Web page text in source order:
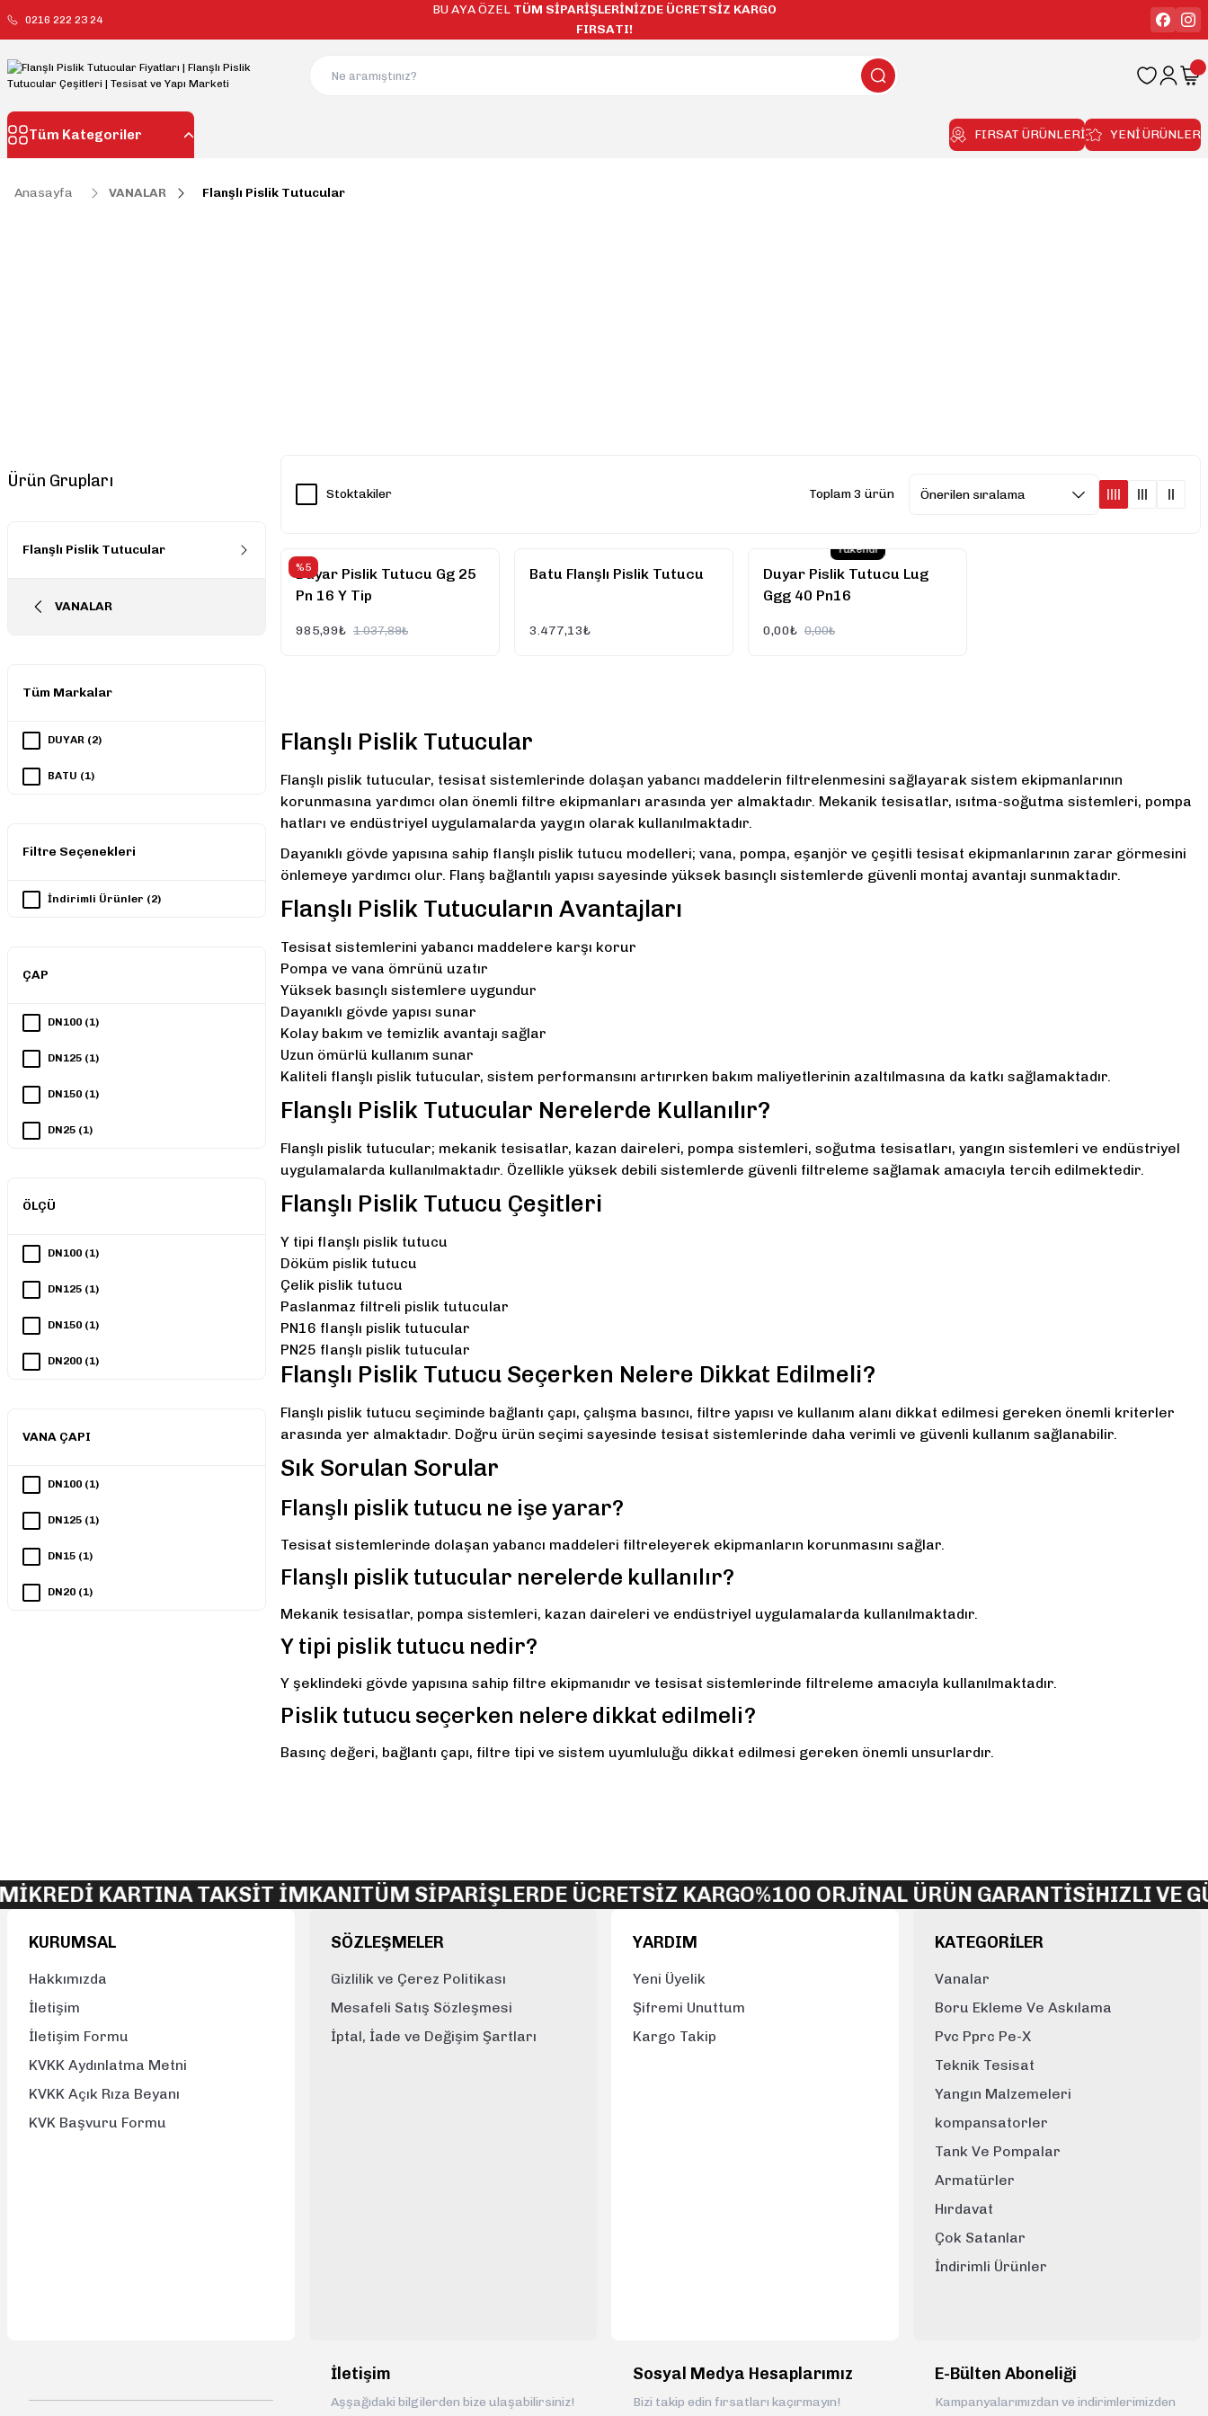
0216 222 23 24
BU AYA ÖZEL TÜM SİPARİŞLERİNİZDE ÜCRETSİZ KARGO
FIRSATI!
Tüm Kategoriler FIRSAT ÜRÜNLERİ YENİ ÜRÜNLER
Anasayfa VANALAR Flanşlı Pislik Tutucular
Ürün Grupları
Flanşlı Pislik Tutucular
VANALAR
Tüm Markalar
DUYAR (2)
BATU (1)
Filtre Seçenekleri
İndirimli Ürünler (2)
ÇAP
DN100 (1)
DN125 (1)
DN150 (1)
DN25 (1)
DN40 (1)
ÖLÇÜ
DN100 (1)
DN125 (1)
DN150 (1)
DN200 (1)
VANA ÇAPI
DN100 (1)
DN125 (1)
DN15 (1)
DN20 (1)
Stoktakiler Toplam 3 ürün
%5
Duyar Pislik Tutucu Gg 25
Pn 16 Y Tip
985,99₺ 1.037,89₺
Batu Flanşlı Pislik Tutucu
3.477,13₺
Tükendi
Duyar Pislik Tutucu Lug
Ggg 40 Pn16
0,00₺ 0,00₺
Flanşlı Pislik Tutucular
Flanşlı pislik tutucular, tesisat sistemlerinde dolaşan yabancı maddelerin filtrelenmesini sağlayarak sistem ekipmanlarının
korunmasına yardımcı olan önemli filtre ekipmanları arasında yer almaktadır. Mekanik tesisatlar, ısıtma-soğutma sistemleri, pompa
hatları ve endüstriyel uygulamalarda yaygın olarak kullanılmaktadır.
Dayanıklı gövde yapısına sahip flanşlı pislik tutucu modelleri; vana, pompa, eşanjör ve çeşitli tesisat ekipmanlarının zarar görmesini
önlemeye yardımcı olur. Flanş bağlantılı yapısı sayesinde yüksek basınçlı sistemlerde güvenli montaj avantajı sunmaktadır.
Flanşlı Pislik Tutucuların Avantajları
Tesisat sistemlerini yabancı maddelere karşı korur
Pompa ve vana ömrünü uzatır
Yüksek basınçlı sistemlere uygundur
Dayanıklı gövde yapısı sunar
Kolay bakım ve temizlik avantajı sağlar
Uzun ömürlü kullanım sunar
Kaliteli flanşlı pislik tutucular, sistem performansını artırırken bakım maliyetlerinin azaltılmasına da katkı sağlamaktadır.
Flanşlı Pislik Tutucular Nerelerde Kullanılır?
Flanşlı pislik tutucular; mekanik tesisatlar, kazan daireleri, pompa sistemleri, soğutma tesisatları, yangın sistemleri ve endüstriyel
uygulamalarda kullanılmaktadır. Özellikle yüksek debili sistemlerde güvenli filtreleme sağlamak amacıyla tercih edilmektedir.
Flanşlı Pislik Tutucu Çeşitleri
Y tipi flanşlı pislik tutucu
Döküm pislik tutucu
Çelik pislik tutucu
Paslanmaz filtreli pislik tutucular
PN16 flanşlı pislik tutucular
PN25 flanşlı pislik tutucular
Flanşlı Pislik Tutucu Seçerken Nelere Dikkat Edilmeli?
Flanşlı pislik tutucu seçiminde bağlantı çapı, çalışma basıncı, filtre yapısı ve kullanım alanı dikkat edilmesi gereken önemli kriterler
arasında yer almaktadır. Doğru ürün seçimi sayesinde tesisat sistemlerinde daha verimli ve güvenli kullanım sağlanabilir.
Sık Sorulan Sorular
Flanşlı pislik tutucu ne işe yarar?
Tesisat sistemlerinde dolaşan yabancı maddeleri filtreleyerek ekipmanların korunmasını sağlar.
Flanşlı pislik tutucular nerelerde kullanılır?
Mekanik tesisatlar, pompa sistemleri, kazan daireleri ve endüstriyel uygulamalarda kullanılmaktadır.
Y tipi pislik tutucu nedir?
Y şeklindeki gövde yapısına sahip filtre ekipmanıdır ve tesisat sistemlerinde filtreleme amacıyla kullanılmaktadır.
Pislik tutucu seçerken nelere dikkat edilmeli?
Basınç değeri, bağlantı çapı, filtre tipi ve sistem uyumluluğu dikkat edilmesi gereken önemli unsurlardır.
KREDİ KARTINA TAKSİT İMKANITÜM SİPARİŞLERDE ÜCRETSİZ KARGO%100 ORJİNAL ÜRÜN GARANTİSİHIZLI VE
KURUMSAL
Hakkımızda
İletişim
İletişim Formu
KVKK Aydınlatma Metni
KVKK Açık Rıza Beyanı
KVK Başvuru Formu
SÖZLEŞMELER
Gizlilik ve Çerez Politikası
Mesafeli Satış Sözleşmesi
İptal, İade ve Değişim Şartları
YARDIM
Yeni Üyelik
Şifremi Unuttum
Kargo Takip
KATEGORİLER
Vanalar
Boru Ekleme Ve Askılama
Pvc Pprc Pe-X
Teknik Tesisat
Yangın Malzemeleri
kompansatorler
Tank Ve Pompalar
Armatürler
Hırdavat
Çok Satanlar
İndirimli Ürünler
İletişim
Aşşağıdaki bilgilerden bize ulaşabilirsiniz!
Sosyal Medya Hesaplarımız
Bizi takip edin fırsatları kaçırmayın!
E-Bülten Aboneliği
Kampanyalarımızdan ve indirimlerimizden